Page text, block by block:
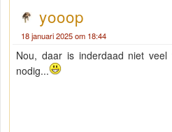
yooop
18 januari 2025 om 18:44
Nou, daar is inderdaad niet veel
nodig...